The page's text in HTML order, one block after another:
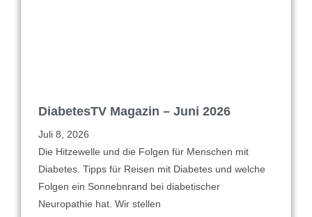
DiabetesTV Magazin – Juni 2026
Juli 8, 2026
Die Hitzewelle und die Folgen für Menschen mit
Diabetes. Tipps für Reisen mit Diabetes und welche
Folgen ein Sonnebnrand bei diabetischer
Neuropathie hat. Wir stellen